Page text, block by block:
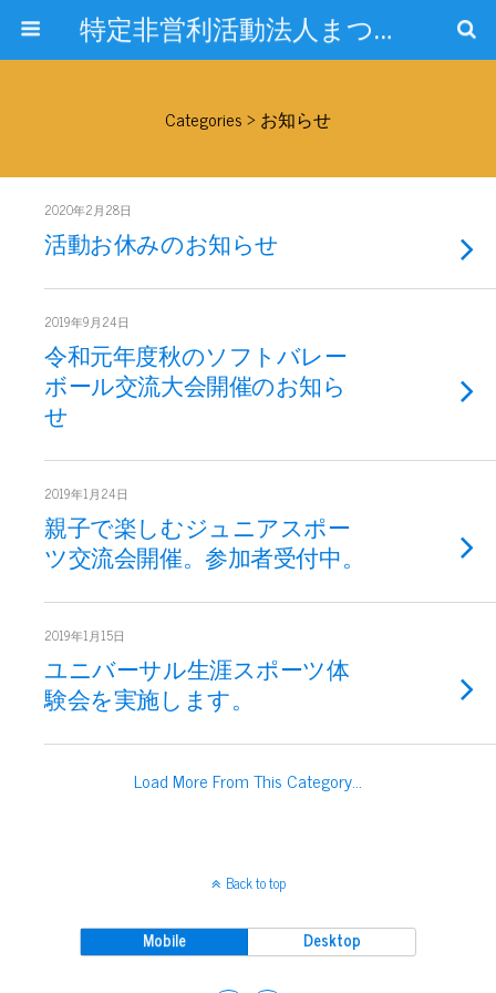
特定非営利活動法人まつぞのスポーツクラブ
Categories ›お知らせ
2020年2月28日
活動お休みのお知らせ
2019年9月24日
令和元年度秋のソフトバレー
ボール交流大会開催のお知ら
せ
2019年1月24日
親子で楽しむジュニアスポー
ツ交流会開催。参加者受付中。
2019年1月15日
ユニバーサル生涯スポーツ体
験会を実施します。
Load More From This Category…
Back to top
Mobile Desktop